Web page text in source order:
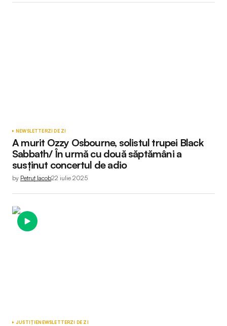
NEWSLETTERZI DE ZI
A murit Ozzy Osbourne, solistul trupei Black
Sabbath/ În urmă cu două săptămâni a
susținut concertul de adio
by Petruț Iacob22 iulie 2025
JUSTIȚIENEWSLETTERZI DE ZI